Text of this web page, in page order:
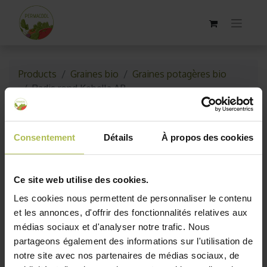
Consentement Détails À propos des cookies
Ce site web utilise des cookies.
Les cookies nous permettent de personnaliser le contenu
et les annonces, d'offrir des fonctionnalités relatives aux
médias sociaux et d'analyser notre trafic. Nous
partageons également des informations sur l'utilisation de
notre site avec nos partenaires de médias sociaux, de
Products Graines bio
Graines potagères bio
Radis rond Kebella AB